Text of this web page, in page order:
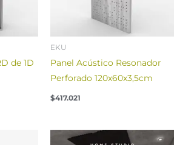
de 1D
EKU
Panel Acústico Resonador
Perforado 120x60x3,5cm
$417.021